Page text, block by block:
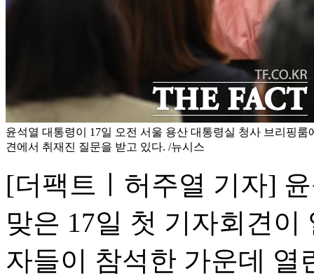
윤석열 대통령이 17일 오전 서울 용산 대통령실 청사 브리핑룸
견에서 취재진 질문을 받고 있다. /뉴시스
[더팩트ㅣ허주열 기자]
맞은 17일 첫 기자회견이
자들이 참석한 가운데 열